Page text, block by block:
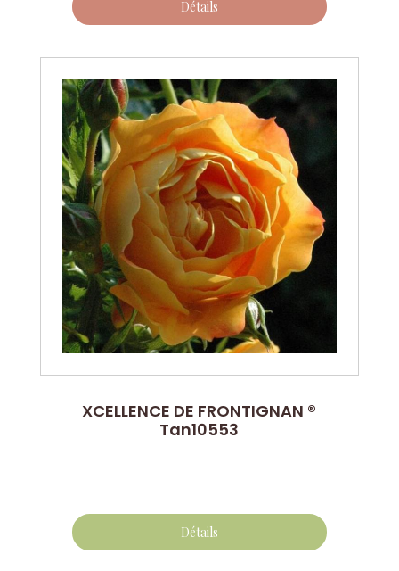
Détails
XCELLENCE DE FRONTIGNAN ®
Tan10553
...
Détails